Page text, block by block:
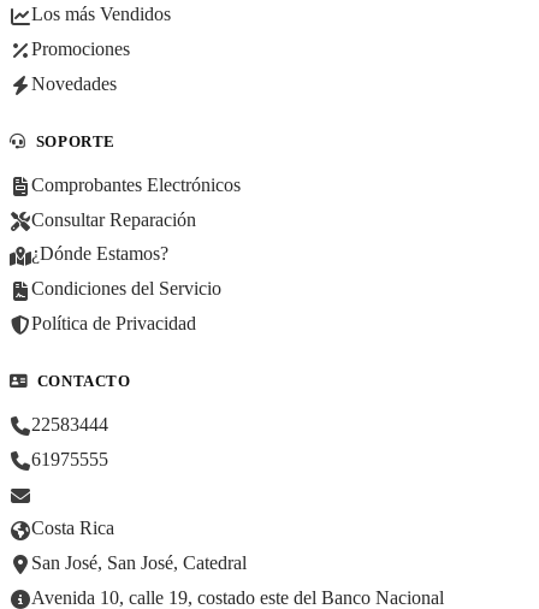
Los más Vendidos
Promociones
Novedades
SOPORTE
Comprobantes Electrónicos
Consultar Reparación
¿Dónde Estamos?
Condiciones del Servicio
Política de Privacidad
CONTACTO
22583444
61975555
Costa Rica
San José, San José, Catedral
Avenida 10, calle 19, costado este del Banco Nacional